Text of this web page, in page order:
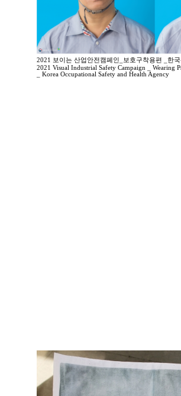
2021 보이는 산업안전캠페인_보호구착용편 _한
2021 Visual Industrial Safety Campaign _ Wearing
_ Korea Occupational Safety and Health Agency